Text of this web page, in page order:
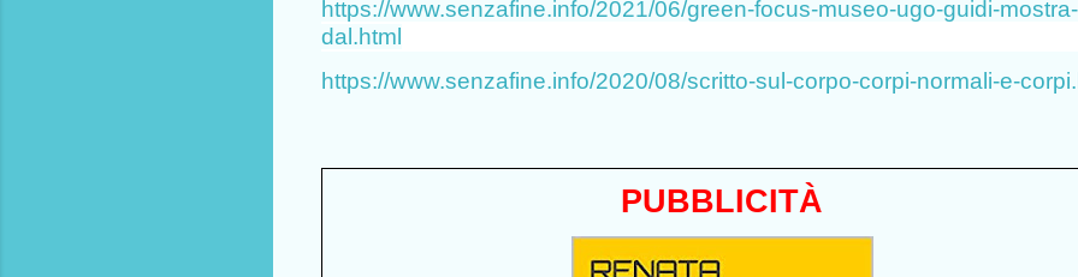
https://www.senzafine.info/2021/06/green-focus-museo-ugo-guidi-mostra-
dal.html
https://www.senzafine.info/2020/08/scritto-sul-corpo-corpi-normali-e-
PUBBLICITÀ